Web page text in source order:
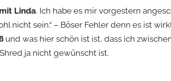
Linda. Ich habe es mir vorgestern
nicht sein.“ – Böser Fehler denn es ist
und was hier schön ist ist, dass ich
ja nicht gewünscht ist.